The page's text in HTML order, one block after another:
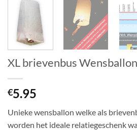
XL brievenbus Wensballon
€5.95
Unieke wensballon welke als
worden het ideale relatiegeschenk